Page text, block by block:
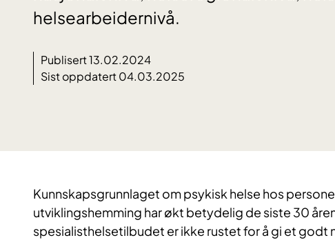
helsearbeidernivå.
Publisert 13.02.2024
Sist oppdatert 04.03.2025
Kunnskapsgrunnlaget om psykisk helse hos
utviklingshemming har økt betydelig de siste 30
spesialisthelsetilbudet er ikke rustet for å gi et godt